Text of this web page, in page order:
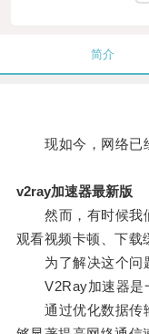
简介
现如今，网络已经
v2ray加速器最新版
然而，有时候我们
观看视频卡顿、下载
为了解决这个问题
V2Ray加速器是一
通过优化数据传输